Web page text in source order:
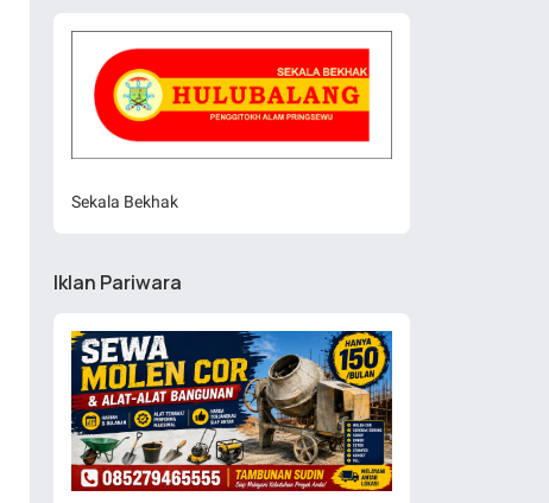
Sekala Bekhak
Iklan Pariwara